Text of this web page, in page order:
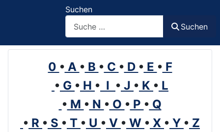
Suchen
Suchen
0 • A • B • C • D • E • F
• G • H • I • J • K • L
• M • N • O • P • Q
• R • S • T • U • V • W • X • Y • Z